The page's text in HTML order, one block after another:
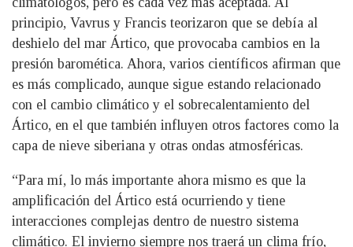
principio, Vavrus y Francis teorizaron que se debía al
deshielo del mar Ártico, que provocaba cambios en la
presión baromética. Ahora, varios científicos afirman que
es más complicado, aunque sigue estando relacionado
con el cambio climático y el sobrecalentamiento del
Ártico, en el que también influyen otros factores como la
capa de nieve siberiana y otras ondas atmosféricas.
“Para mí, lo más importante ahora mismo es que la
amplificación del Ártico está ocurriendo y tiene
interacciones complejas dentro de nuestro sistema
climático. El invierno siempre nos traerá un clima frío,